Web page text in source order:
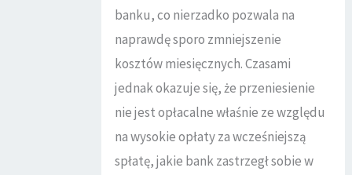
banku, co nierzadko pozwala na
naprawdę sporo zmniejszenie
kosztów miesięcznych. Czasami
jednak okazuje się, że przeniesienie
nie jest opłacalne właśnie ze względu
na wysokie opłaty za wcześniejszą
spłatę, jakie bank zastrzegł sobie w